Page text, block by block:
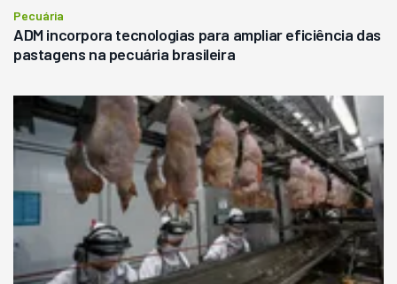
Pecuária
ADM incorpora tecnologias para ampliar eficiência das
pastagens na pecuária brasileira